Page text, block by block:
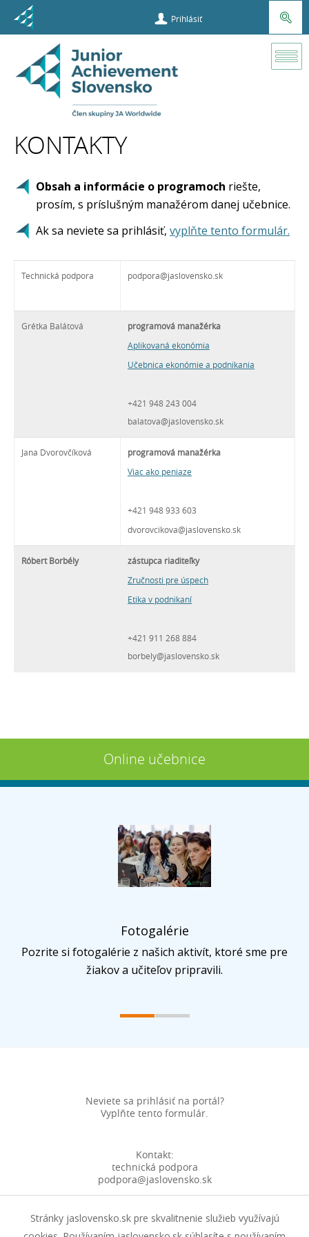
Prihlásiť
KONTAKTY
Obsah a informácie o programoch riešte,
prosím, s príslušným manažérom danej učebnice.
Ak sa neviete sa prihlásiť, vyplňte tento formulár.
Technická podpora podpora@jaslovensko.sk
Grétka Balátová
programová manažérka
Aplikovaná ekonómia
Učebnica ekonómie a podnikania
+421 948 243 004
balatova@jaslovensko.sk
Jana Dvorovčíková
programová manažérka
Viac ako peniaze
+421 948 933 603
dvorovcikova@jaslovensko.sk
Róbert Borbély
zástupca riaditeľky
Zručnosti pre úspech
Etika v podnikaní
+421 911 268 884
borbely@jaslovensko.sk
Online učebnice
Fotogalérie
Pozrite si fotogalérie z našich aktivít, ktoré sme pre
žiakov a učiteľov pripravili.
Neviete sa prihlásiť na portál?
Vyplňte tento formulár.
Kontakt:
technická podpora
podpora@jaslovensko.sk
Stránky jaslovensko.sk pre skvalitnenie služieb využívajú